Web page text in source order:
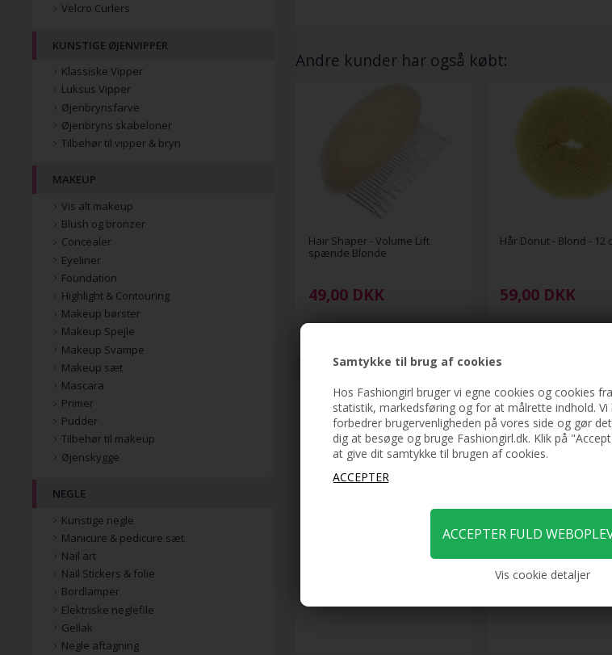
Samtykke til brug af cookies
Hos Fashiongirl bruger vi egne cookies og cookies
statistik, markedsføring og for at målrette indhold.
forbedrer brugervenligheden på vores side og gør
dig at besøge og bruge Fashiongirl.dk. Klik på
at give dit samtykke til brugen af cookies.
Vis cookie detaljer
Andre kunder har også købt:
Hair Shaper - Volume Lift
spænde Blonde
49,00 DKK
Hår Donut - Blond - 12
59,00 DKK
Ring Hair Cuff - Guld, Sølv eller
7 cm hår donut M/
Velcro Curlers
KUNSTIGE ØJENVIPPER
Klassiske Vipper
Luksus Vipper
Øjenbrynsfarve
Øjenbryns skabeloner
Tilbehør til vipper & bryn
MAKEUP
Vis alt makeup
Blush og bronzer
Concealer
Eyeliner
Foundation
Highlight & Contouring
Makeup børster
Makeup Spejle
Makeup Svampe
Makeup sæt
Mascara
Primer
Pudder
Tilbehør til makeup
Øjenskygge
NEGLE
Kunstige negle
Manicure & pedicure sæt
Nail art
Nail Stickers & folie
Bordlamper
Elektriske neglefile
Gellak
Negle aftagning